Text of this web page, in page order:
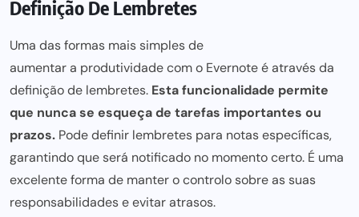
Definição De Lembretes
Uma das formas mais simples de
aumentar a produtividadecom o Evernote é através da
definição de lembretes. Esta funcionalidade permite
que nunca se esqueça de tarefas importantes ou
prazos. Pode definir lembretes para notas específicas,
garantindo que será notificado no momento certo. É uma
excelente forma de manter o controlo sobre as suas
responsabilidades e evitar atrasos.